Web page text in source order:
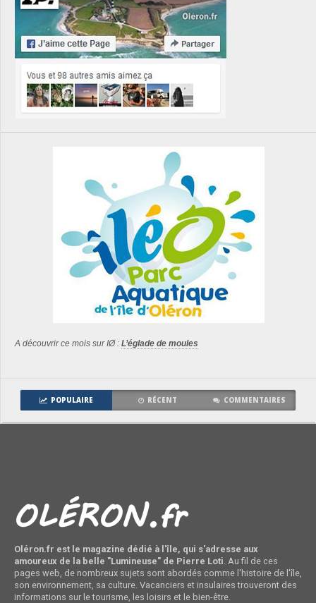
A découvrir ce mois sur IØ : L’églade de moules
POPULAIRE RÉCENT COMMENTAIRES
Oléron.fr est le magazine dédié à l'île, qui s'adresse aux
amoureux de la belle "Lumineuse" de Pierre Loti . Au fil de ces
pages web, de nombreux sujets sont abordés comme l'histoire de l'île,
son environnement, sa culture. Vacanciers et insulaires trouveront des
informations sur le tourisme, les loisirs et le bien-être.